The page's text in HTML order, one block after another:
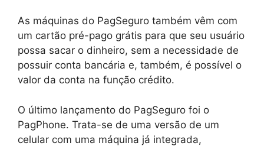
As máquinas do PagSeguro também vêm com
um cartão pré-pago grátis para que seu usuário
possa sacar o dinheiro, sem a necessidade de
possuir conta bancária e, também, é possível o
valor da conta na função crédito.
O último lançamento do PagSeguro foi o
PagPhone. Trata-se de uma versão de um
celular com uma máquina já integrada,